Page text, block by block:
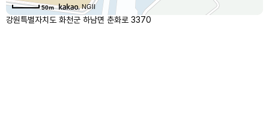
50m , NGII
강원특별자치도 화천군 하남면 춘화로 3370